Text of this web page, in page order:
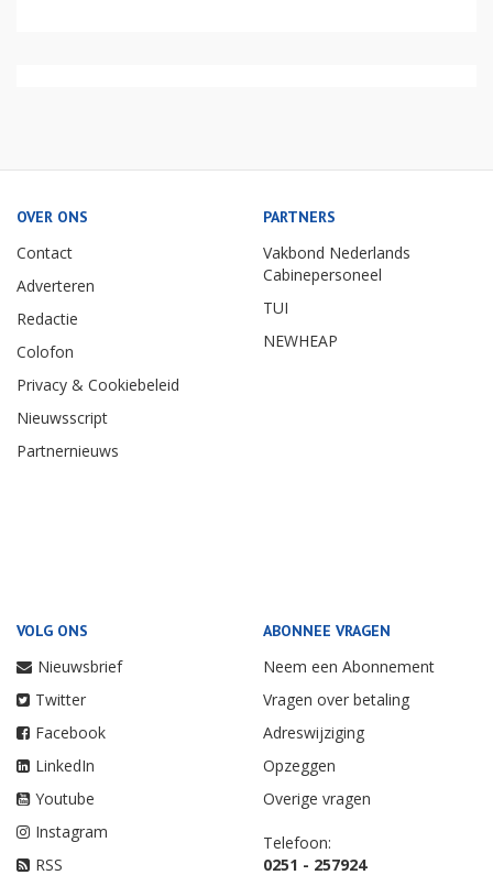
OVER ONS
Contact
Adverteren
Redactie
Colofon
Privacy & Cookiebeleid
Nieuwsscript
Partnernieuws
PARTNERS
Vakbond Nederlands
Cabinepersoneel
TUI
NEWHEAP
VOLG ONS
Nieuwsbrief
Twitter
Facebook
LinkedIn
Youtube
Instagram
RSS
ABONNEE VRAGEN
Neem een Abonnement
Vragen over betaling
Adreswijziging
Opzeggen
Overige vragen
Telefoon:
0251 - 257924